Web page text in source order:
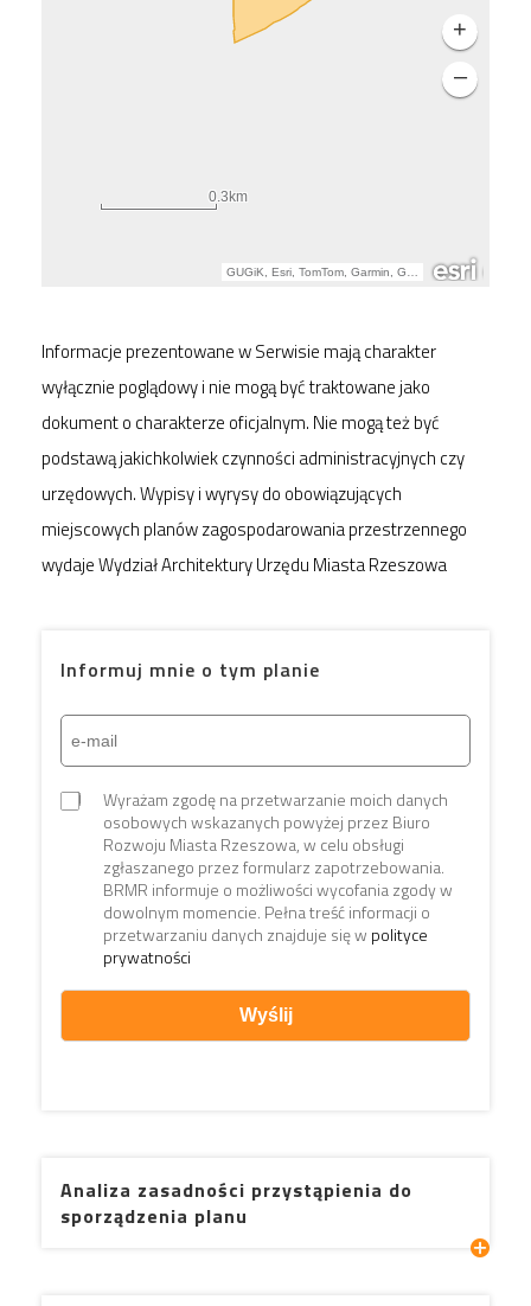
Informacje prezentowane w Serwisie mają charakter
wyłącznie poglądowy i nie mogą być traktowane jako
dokument o charakterze oficjalnym. Nie mogą też być
podstawą jakichkolwiek czynności administracyjnych czy
urzędowych. Wypisy i wyrysy do obowiązujących
miejscowych planów zagospodarowania przestrzennego
wydaje Wydział Architektury Urzędu Miasta Rzeszowa
Zespół urbanistyczny - ZU-1
Informuj mnie o tym planie
Wyrażam zgodę na przetwarzanie moich danych
osobowych wskazanych powyżej przez Biuro
Rozwoju Miasta Rzeszowa, w celu obsługi
zgłaszanego przez formularz zapotrzebowania.
BRMR informuje o możliwości wycofania zgody w
dowolnym momencie. Pełna treść informacji o
przetwarzaniu danych znajduje się w polityce
prywatności
Analiza zasadności przystąpienia do
sporządzenia planu